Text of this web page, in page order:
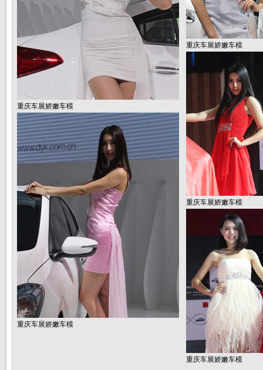
重庆车展娇嫩车模
重庆车展娇嫩车模
重庆车展娇嫩车模
重庆车展娇嫩车模
重庆车展娇嫩车模